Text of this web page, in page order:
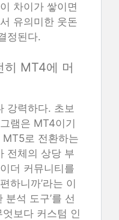
차이가 쌓이면
유의미한 웃돈
정된다.
히 MT4에 머
강력하다. 초보
램은 MT4이기
로 전환하는
전체의 상당 부
더 커뮤니티를
하니까’라는 이
분석 도구’를 선
보다 커스텀 인